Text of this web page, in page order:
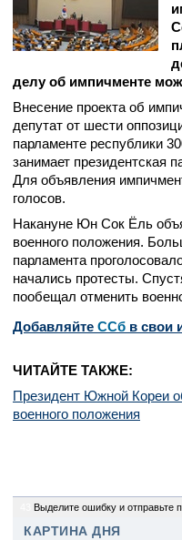
делу об импичменте
Внесение проекта об
депутат от шести
парламенте республики
занимает президентская
Для объявления
голосов.
Накануне Юн Сок Ёль
военного положения.
парламента
начались протесты.
пообещал отменить
Добавляйте CСб в свои
ЧИТАЙТЕ ТАКЖЕ:
Президент Южной Кореи
военного положения
Выделите ошибку и отправьте
КАРТИНА ДНЯ